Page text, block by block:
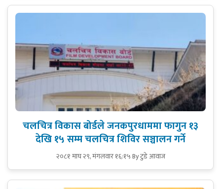
चलचित्र विकास बोर्डले जनकपुरधाममा फागुन १३
देखि १५ सम्म चलचित्र शिविर सञ्चालन गर्ने
२०८१ माघ २९, मंगलवार १६:१५By टुडे आवाज